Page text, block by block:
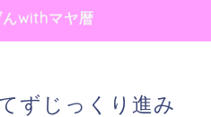
withマヤ暦
ずじっくり進み